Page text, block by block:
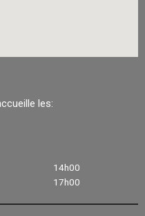
les:
14h00
17h00